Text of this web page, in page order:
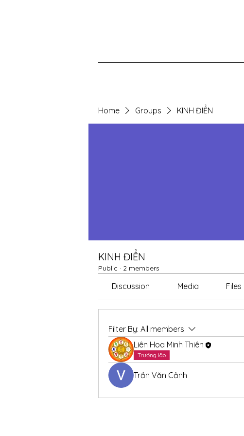
Home Groups KINH ĐIỂN
KINH ĐIỂN
Public · 2 members
Discussion Media Files
Filter By: All members
Liên Hoa Minh Thiên
Trưởng lão
Trần Văn Cảnh